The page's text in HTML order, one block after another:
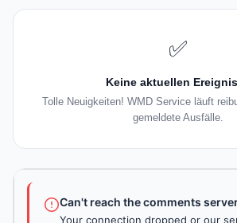
✅
Keine aktuellen
Tolle Neuigkeiten! WMD Service läuft
gemeldete Ausfälle.
Can't reach the comments
Your connection dropped or our